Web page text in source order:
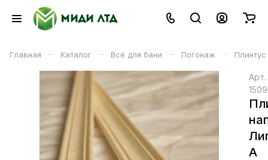
Главная – Каталог – Всё для бани – Погонаж –
Арт.
А